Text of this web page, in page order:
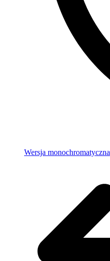
Wersja monochromatyczna